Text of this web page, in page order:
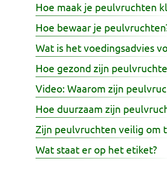
Hoe maak je peulvruchten
Hoe bewaar je
Wat is het voedingsadvies
Hoe gezond zijn
Video: Waarom zijn
Hoe duurzaam zijn
Zijn peulvruchten veilig om
Wat staat er op het etiket?